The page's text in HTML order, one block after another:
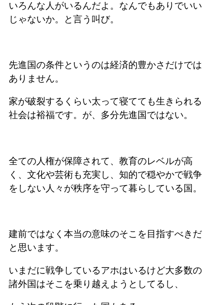
いろんな人がいるんだよ。なんでもありでいい
じゃないか。と言う叫び。
先進国の条件というのは経済的豊かさだけでは
ありません。
家が破裂するくらい太って寝てても生きられる
社会は裕福です。が、多分先進国ではない。
全ての人権が保障されて、教育のレベルが高
く、文化や芸術も充実し、知的で穏やかで戦争
をしない人々が秩序を守って暮らしている国。
建前ではなく本当の意味のそこを目指すべきだ
と思います。
いまだに戦争しているアホはいるけど大多数の
諸外国はそこを乗り越えようとしてるし、